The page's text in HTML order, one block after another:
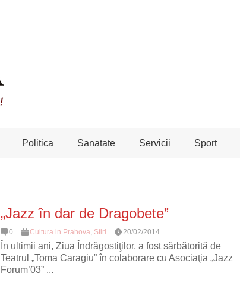
Politica Sanatate Servicii Sport
„Jazz în dar de Dragobete”
0 Cultura in Prahova, Stiri 20/02/2014
În ultimii ani, Ziua Îndrăgostiţilor, a fost sărbătorită de
Teatrul „Toma Caragiu” în colaborare cu Asociaţia „Jazz
Forum’03” ...